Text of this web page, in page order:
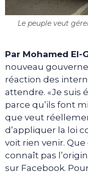
Le peuple veut
Par Mohamed El-
nouveau
réaction des
attendre. «Je suis
parce qu’ils font
que veut
d’appliquer la loi
voit rien venir.
connaît pas
sur Facebook.